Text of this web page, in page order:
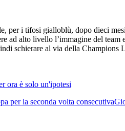
per i tifosi gialloblù, dopo dieci
ad alto livello l’immagine del
schierare al via della
ora è solo un'ipotesi
per la seconda volta consecutiva